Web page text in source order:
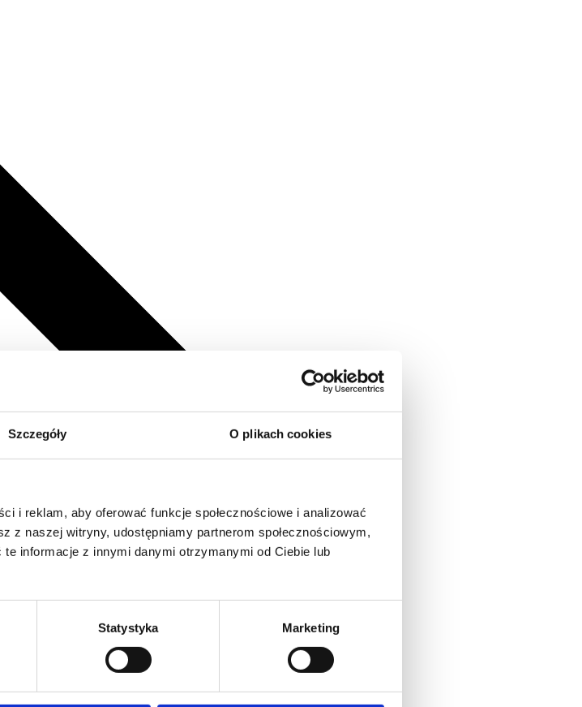
Szczegóły O plikach cookies
i reklam, aby oferować funkcje społecznościowe i analizować
z naszej witryny, udostępniamy partnerom społecznościowym,
informacje z innymi danymi otrzymanymi od Ciebie lub
Statystyka Marketing